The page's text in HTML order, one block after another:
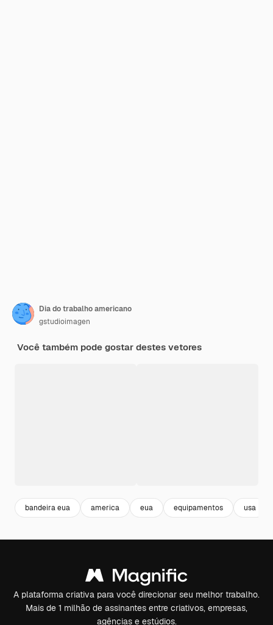
Dia do trabalho americano
gstudioimagen
Você também pode gostar destes vetores
bandeira eua america eua equipamentos usa
A plataforma criativa para você direcionar seu melhor trabalho.
Mais de 1 milhão de assinantes entre criativos, empresas,
agências e estúdios.